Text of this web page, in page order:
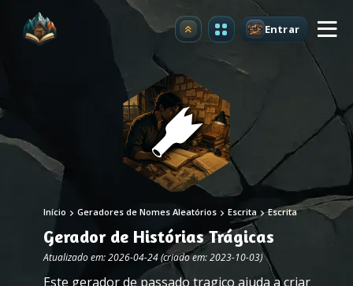
Atualizar Entrar
Início Geradores de Nomes Aleatórios Escrita Escrita
Gerador de Histórias Trágicas
Atualizado em: 2026-04-24 (criado em: 2023-10-03)
Este gerador de passado tragico ajuda a criar